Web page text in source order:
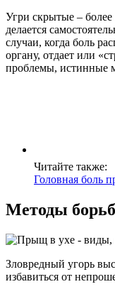
Угри скрытые –
делается
случаи, когда боль
органу, отдает или
проблемы, истинные
Читайте также:
Головная боль
Методы
Зловредный угорь
избавиться от